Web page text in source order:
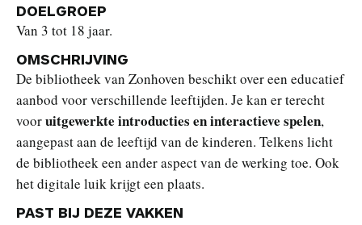
DOELGROEP
Van 3 tot 18 jaar.
OMSCHRIJVING
De bibliotheek van Zonhoven beschikt over een educatief
aanbod voor verschillende leeftijden. Je kan er terecht
vooruitgewerkte introducties en interactieve spelen,
aangepast aan de leeftijd van de kinderen. Telkens licht
de bibliotheek een ander aspect van de werking toe. Ook
het digitale luik krijgt een plaats.
PAST BIJ DEZE VAKKEN